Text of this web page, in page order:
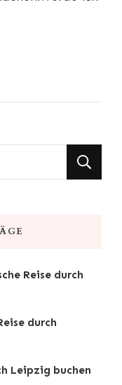
Reise durch
durch
Leipzig buchen